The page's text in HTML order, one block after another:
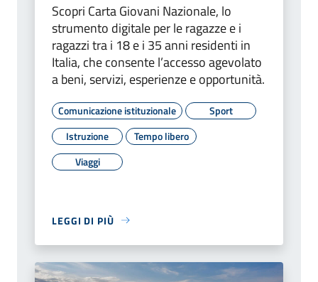
Scopri Carta Giovani Nazionale, lo
strumento digitale per le ragazze e i
ragazzi tra i 18 e i 35 anni residenti in
Italia, che consente l’accesso agevolato
a beni, servizi, esperienze e opportunità.
Comunicazione istituzionale
Sport
Istruzione
Tempo libero
Viaggi
LEGGI DI PIÙ